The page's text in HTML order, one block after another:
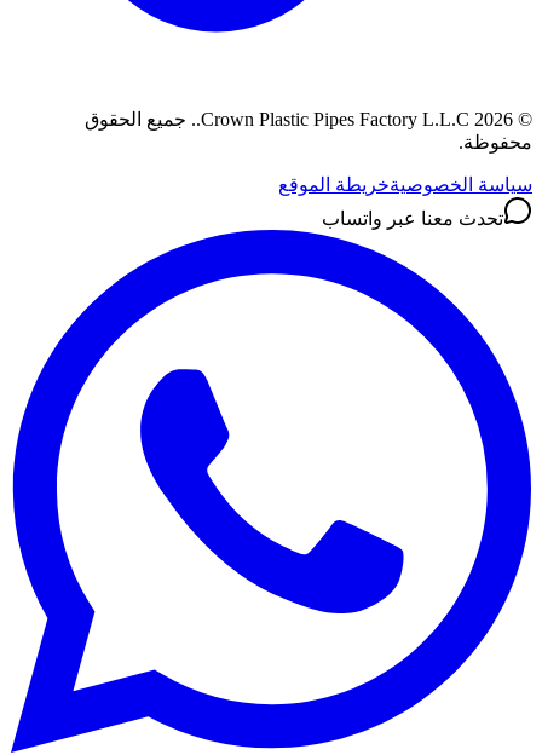
©
2026
Crown Plastic Pipes Factory L.L.C.
. جميع الحقوق
محفوظة.
سياسة الخصوصيةخريطة الموقع
تحدث معنا عبر واتساب